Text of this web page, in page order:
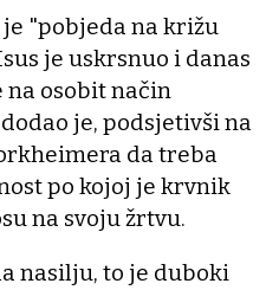
"pobjeda na križu
je uskrsnuo i danas
na osobit način
je, podsjetivši na
da treba
po kojoj je krvnik
na svoju žrtvu.
nasilju, to je duboki